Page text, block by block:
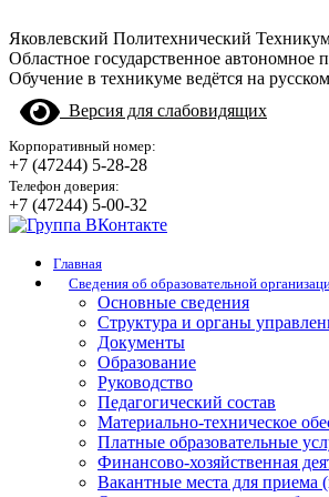
Яковлевский Политехнический
Областное государственное автономное
Обучение в техникуме ведётся на
Версия для слабовидящих
Корпоративный номер:
+7 (47244) 5-28-28
Телефон доверия:
+7 (47244) 5-00-32
Главная
Сведения об образовательной
Основные сведения
Структура и органы
Документы
Образование
Руководство
Педагогический состав
Материально-техническое
Платные образовательные
Финансово-хозяйственная
Вакантные места для приема